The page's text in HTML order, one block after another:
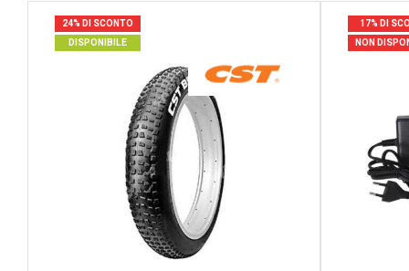
24% DI SCONTO
DISPONIBILE
17% DI
NON